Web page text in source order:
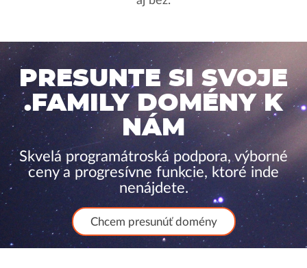
PRESUNTE SI SVOJE
.FAMILY DOMÉNY K
NÁM
Skvelá programátroská podpora, výborné
ceny a progresívne funkcie, ktoré inde
nenájdete.
Chcem presunúť domény